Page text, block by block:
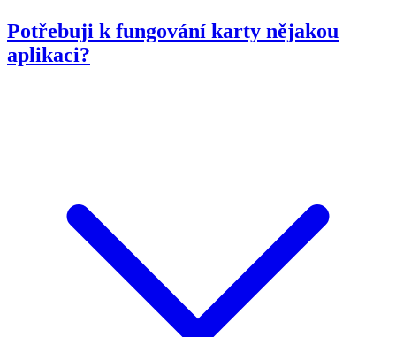
Potřebuji k fungování karty nějakou
aplikaci?